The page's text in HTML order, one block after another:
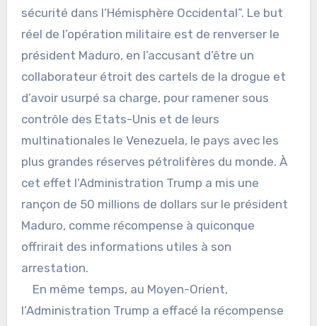
sécurité dans l’Hémisphère Occidental”. Le but
réel de l’opération militaire est de renverser le
président Maduro, en l’accusant d’être un
collaborateur étroit des cartels de la drogue et
d’avoir usurpé sa charge, pour ramener sous
contrôle des Etats-Unis et de leurs
multinationales le Venezuela, le pays avec les
plus grandes réserves pétrolifères du monde. À
cet effet l’Administration Trump a mis une
rançon de 50 millions de dollars sur le président
Maduro, comme récompense à quiconque
offrirait des informations utiles à son
arrestation.
En même temps, au Moyen-Orient,
l’Administration Trump a effacé la récompense